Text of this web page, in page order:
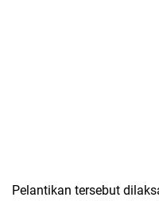
Pelantikan tersebut